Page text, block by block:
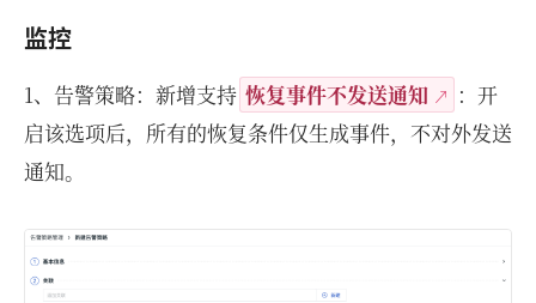
监控
1、告警策略：新增支持 恢复事件不发送通知
：开
启该选项后，所有的恢复条件仅生成事件，不对外发送
通知。